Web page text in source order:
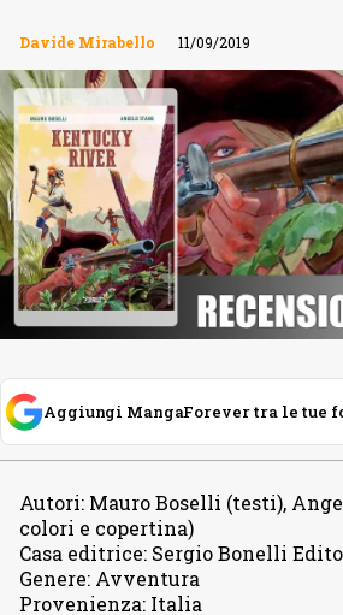
Davide Mirabello 11/09/2019
Aggiungi MangaForever tra le tue
Autori: Mauro Boselli (testi),
colori e copertina)
Casa editrice: Sergio Bonelli
Genere: Avventura
Provenienza: Italia